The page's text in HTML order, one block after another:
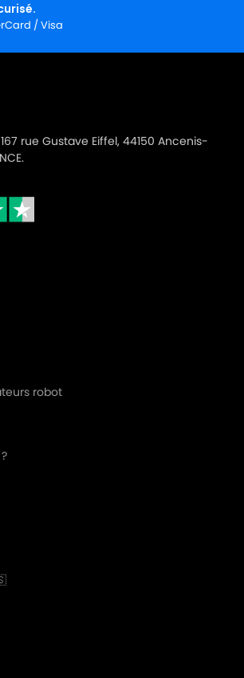
/ Visa
167 rue Gustave Eiffel, 44150 Ancenis-
robot